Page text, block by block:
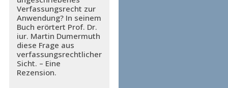
Verfassungsrecht zur
Anwendung? In seinem
Buch erörtert Prof. Dr.
iur. Martin Dumermuth
diese Frage aus
verfassungsrechtlicher
Sicht. – Eine
Rezension.